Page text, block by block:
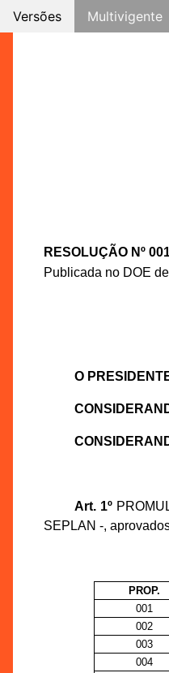
Versões Multivigente
RESOLUÇÃO Nº
Publicada no DOE
O
Art. 1º
SEPLAN -,
PROP.
001
002
003
004